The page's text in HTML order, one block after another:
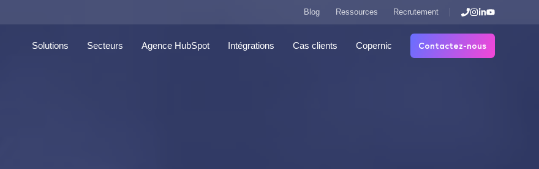
Blog Ressources Recrutement
Solutions Secteurs Agence HubSpot Intégrations Cas clients Copernic Contactez-nous